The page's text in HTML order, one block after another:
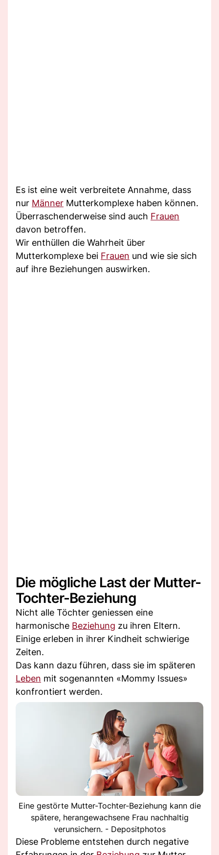
Es ist eine weit verbreitete Annahme, dass
nur Männer Mutterkomplexe haben können.
Überraschenderweise sind auch Frauen
davon betroffen.
Wir enthüllen die Wahrheit über
Mutterkomplexe bei Frauen und wie sie sich
auf ihre Beziehungen auswirken.
Die mögliche Last der Mutter-
Tochter-Beziehung
Nicht alle Töchter geniessen eine
harmonische Beziehung zu ihren Eltern.
Einige erleben in ihrer Kindheit schwierige
Zeiten.
Das kann dazu führen, dass sie im späteren
Leben mit sogenannten «Mommy Issues»
konfrontiert werden.
Eine gestörte Mutter-Tochter-Beziehung kann die
spätere, herangewachsene Frau nachhaltig
verunsichern. - Depositphotos
Diese Probleme entstehen durch negative